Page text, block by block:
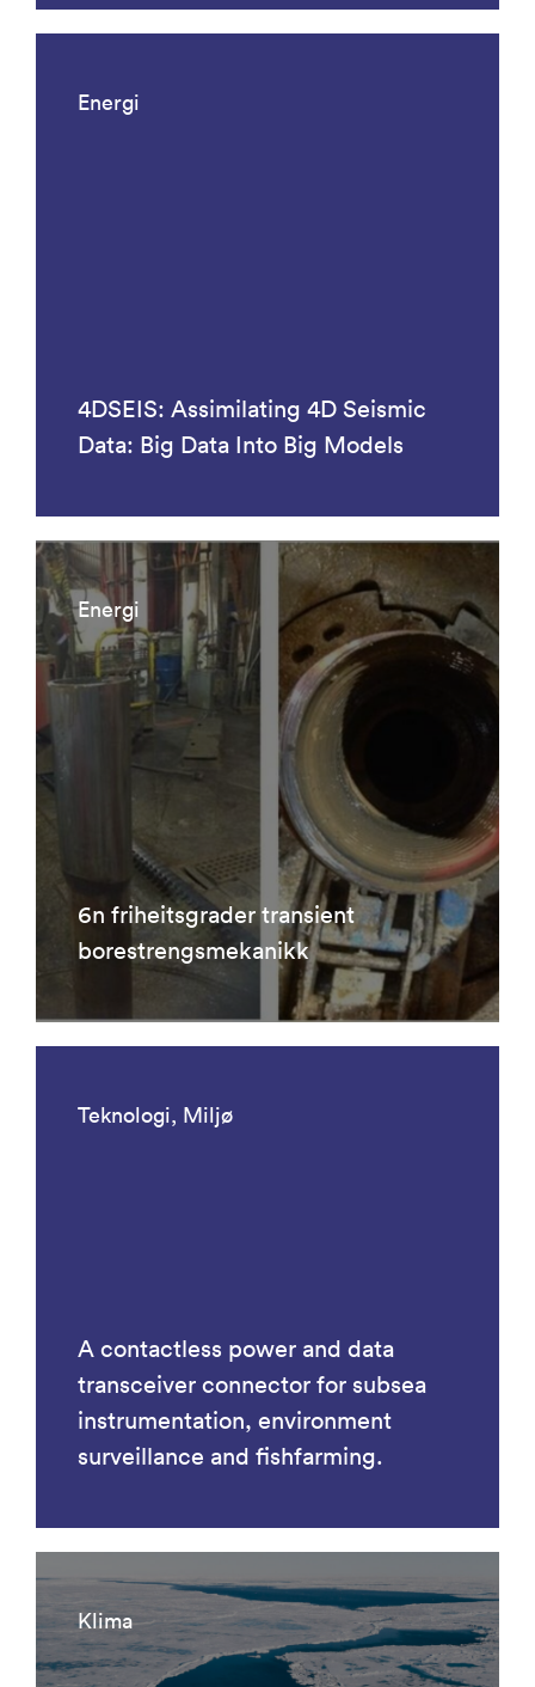
Energi
4DSEIS: Assimilating 4D Seismic
Data: Big Data Into Big Models
Energi
6n friheitsgrader transient
borestrengsmekanikk
Teknologi, Miljø
A contactless power and data
transceiver connector for subsea
instrumentation, environment
surveillance and fishfarming.
Klima